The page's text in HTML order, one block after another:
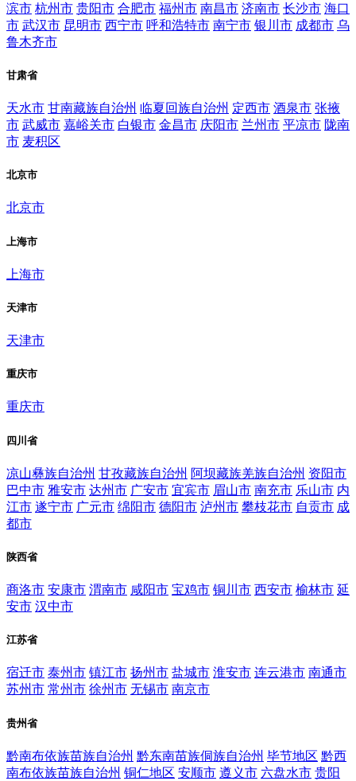
滨市 杭州市 贵阳市 合肥市 福州市 南昌市 济南市 长沙市 海口
市 武汉市 昆明市 西宁市 呼和浩特市 南宁市 银川市 成都市 乌
鲁木齐市
甘肃省
天水市 甘南藏族自治州 临夏回族自治州 定西市 酒泉市 张掖
市 武威市 嘉峪关市 白银市 金昌市 庆阳市 兰州市 平凉市 陇南
市 麦积区
北京市
北京市
上海市
上海市
天津市
天津市
重庆市
重庆市
四川省
凉山彝族自治州 甘孜藏族自治州 阿坝藏族羌族自治州 资阳市
巴中市 雅安市 达州市 广安市 宜宾市 眉山市 南充市 乐山市 内
江市 遂宁市 广元市 绵阳市 德阳市 泸州市 攀枝花市 自贡市 成
都市
陕西省
商洛市 安康市 渭南市 咸阳市 宝鸡市 铜川市 西安市 榆林市 延
安市 汉中市
江苏省
宿迁市 泰州市 镇江市 扬州市 盐城市 淮安市 连云港市 南通市
苏州市 常州市 徐州市 无锡市 南京市
贵州省
黔南布依族苗族自治州 黔东南苗族侗族自治州 毕节地区 黔西
南布依族苗族自治州 铜仁地区 安顺市 遵义市 六盘水市 贵阳